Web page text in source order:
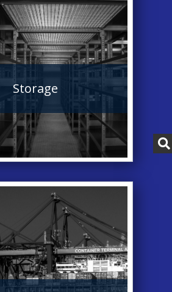
Storage